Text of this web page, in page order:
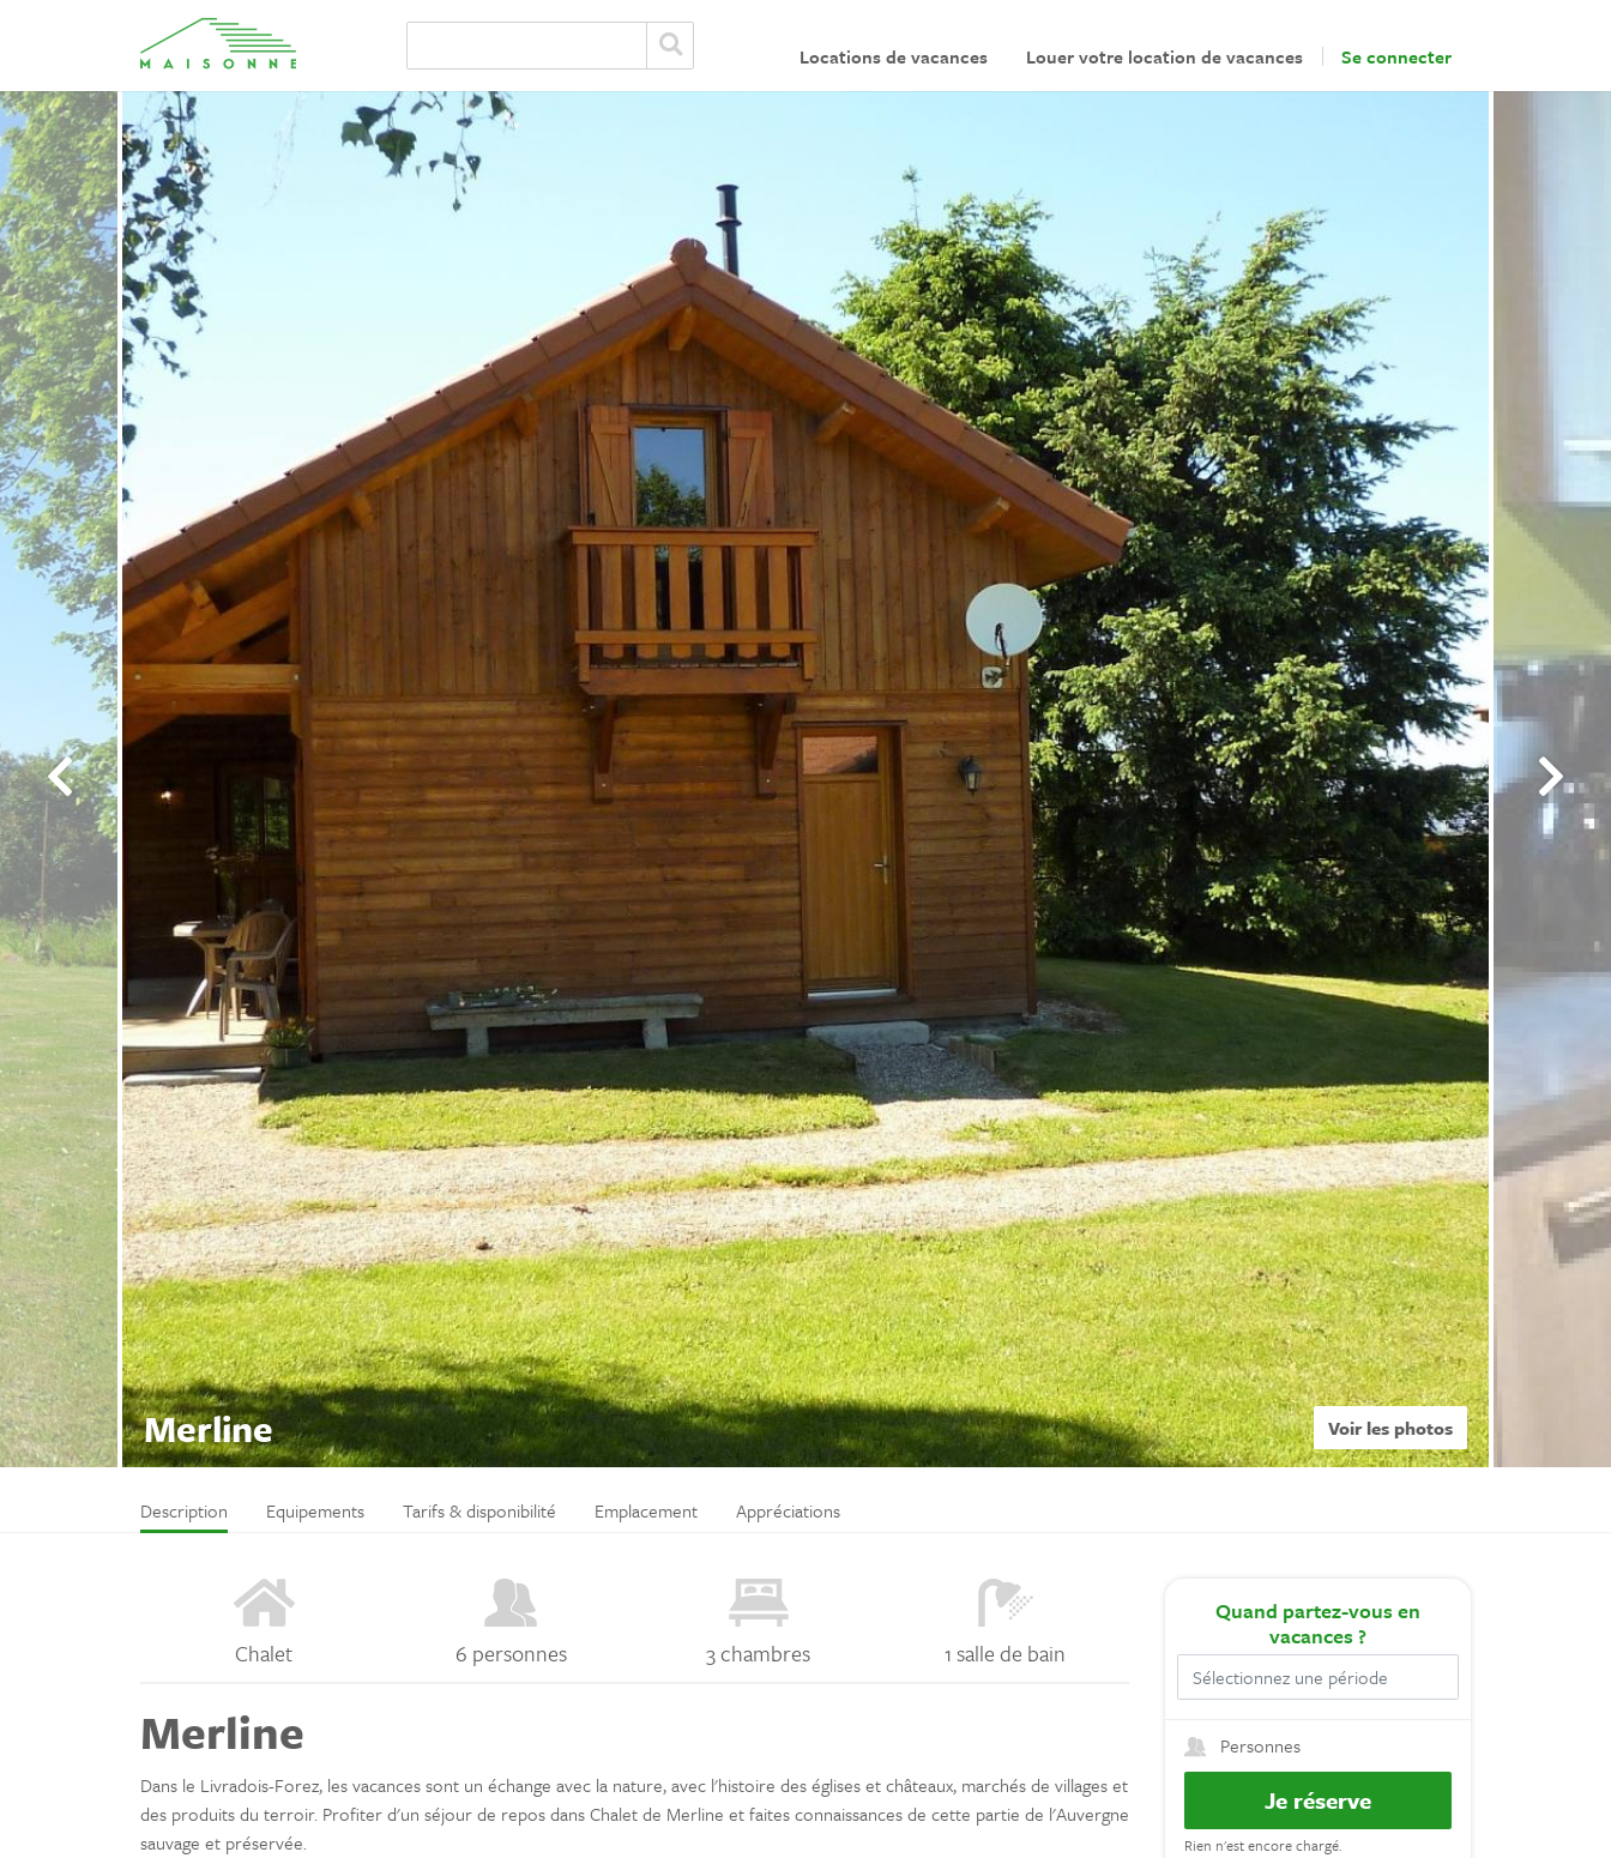
Locations de vacances Louer votre location de vacances Se connecter
Merline Voir les photos
Description Equipements Tarifs & disponibilité Emplacement Appréciations
Chalet 6 personnes 3 chambres 1 salle de bain
Merline
Dans le Livradois-Forez, les vacances sont un échange avec la nature, avec l'histoire des églises et châteaux, marchés de villages et
des produits du terroir. Profiter d'un séjour de repos dans Chalet de Merline et faites connaissances de cette partie de l'Auvergne
sauvage et préservée.
Quand partez-vous en
vacances ?
Personnes
Je réserve
Rien n'est encore chargé.